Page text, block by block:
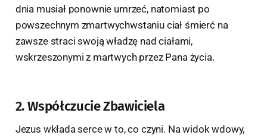
dnia musiał ponownie umrzeć, natomiast po
powszechnym zmartwychwstaniu ciał śmierć na
zawsze straci swoją władzę nad ciałami,
wskrzeszonymi z martwych przez Pana życia.
2. Współczucie Zbawiciela
Jezus wkłada serce w to, co czyni. Na widok wdowy,